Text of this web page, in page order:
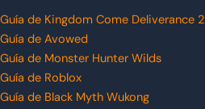
Guía de Kingdom Come Deliverance 2
Guía de Avowed
Guía de Monster Hunter Wilds
Guía de Roblox
Guía de Black Myth Wukong